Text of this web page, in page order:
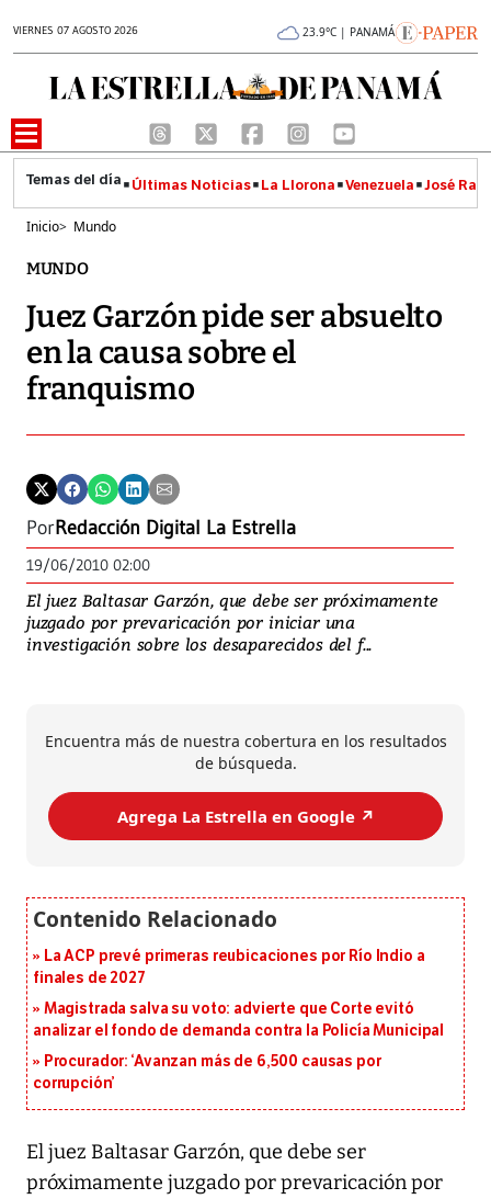
VIERNES 07 AGOSTO 2026 23.9°C | PANAMÁ
Últimas Noticias La Llorona Venezuela José
Inicio> Mundo
MUNDO
Juez Garzón pide ser absuelto
en la causa sobre el
franquismo
PorRedacción Digital La Estrella
19/06/2010 02:00
El juez Baltasar Garzón, que debe ser próximamente
juzgado por prevaricación por iniciar una
investigación sobre los desaparecidos del f...
Encuentra más de nuestra cobertura en los resultados
de búsqueda.
Agrega La Estrella en Google ↗️
La ACP prevé primeras reubicaciones por Río Indio a
finales de 2027
Magistrada salva su voto: advierte que Corte evitó
analizar el fondo de demanda contra la Policía Municipal
Procurador: ‘Avanzan más de 6,500 causas por
corrupción’
El juez Baltasar Garzón, que debe ser
próximamente juzgado por prevaricación por